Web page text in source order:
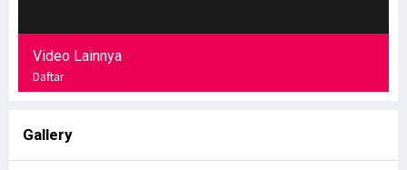
Video Lainnya
Daftar
Gallery